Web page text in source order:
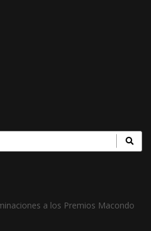
a los Premios Macondo